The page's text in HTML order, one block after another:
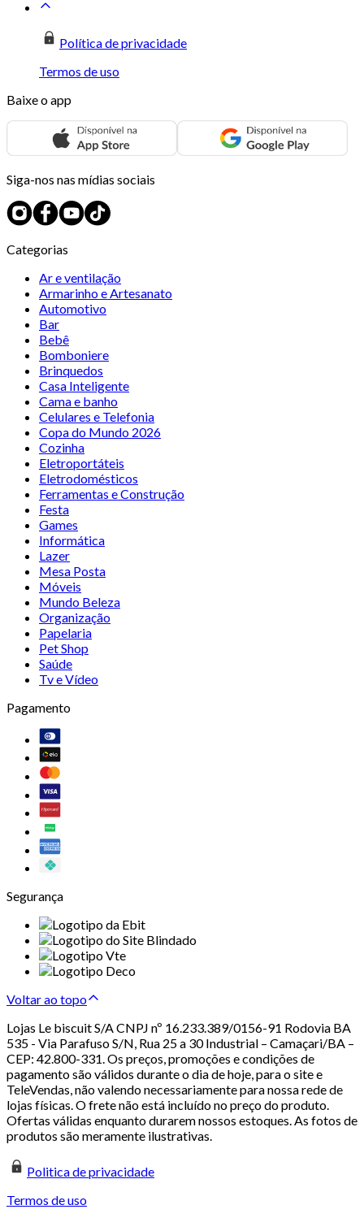
Política de privacidade
Termos de uso
Baixe o app
Siga-nos nas mídias sociais
Categorias
Ar e ventilação
Armarinho e Artesanato
Automotivo
Bar
Bebê
Bomboniere
Brinquedos
Casa Inteligente
Cama e banho
Celulares e Telefonia
Copa do Mundo 2026
Cozinha
Eletroportáteis
Eletrodomésticos
Ferramentas e Construção
Festa
Games
Informática
Lazer
Mesa Posta
Móveis
Mundo Beleza
Organização
Papelaria
Pet Shop
Saúde
Tv e Vídeo
Pagamento
Segurança
Voltar ao topo
Lojas Le biscuit S/A CNPJ nº 16.233.389/0156-91 Rodovia BA
535 - Via Parafuso S/N, Rua 25 a 30 Industrial – Camaçari/BA –
CEP: 42.800-331. Os preços, promoções e condições de
pagamento são válidos durante o dia de hoje, para o site e
TeleVendas, não valendo necessariamente para nossa rede de
lojas físicas. O frete não está incluído no preço do produto.
Ofertas válidas enquanto durarem nossos estoques. As fotos de
produtos são meramente ilustrativas.
Politica de privacidade
Termos de uso